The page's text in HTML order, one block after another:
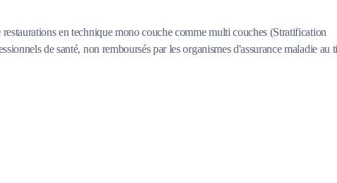
en technique mono couche comme multi couches (Stratification
de santé, non remboursés par les organismes d'assurance maladie au